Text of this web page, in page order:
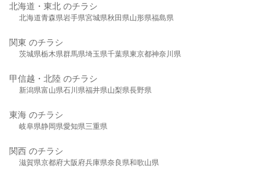
北海道・東北 のチラシ
北海道青森県岩手県宮城県秋田県山形県福島県
関東 のチラシ
茨城県栃木県群馬県埼玉県千葉県東京都神奈川県
甲信越・北陸 のチラシ
新潟県富山県石川県福井県山梨県長野県
東海 のチラシ
岐阜県静岡県愛知県三重県
関西 のチラシ
滋賀県京都府大阪府兵庫県奈良県和歌山県